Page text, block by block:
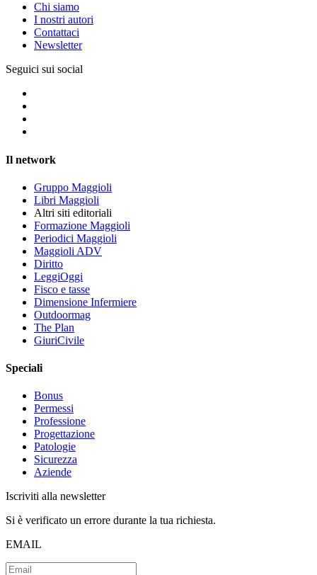
Chi siamo
I nostri autori
Contattaci
Newsletter
Seguici sui social
Il network
Gruppo Maggioli
Libri Maggioli
Altri siti editoriali
Formazione Maggioli
Periodici Maggioli
Maggioli ADV
Diritto
LeggiOggi
Fisco e tasse
Dimensione Infermiere
Outdoormag
The Plan
GiuriCivile
Speciali
Bonus
Permessi
Professione
Progettazione
Patologie
Sicurezza
Aziende
Iscriviti alla newsletter
Si è verificato un errore durante la tua richiesta.
EMAIL